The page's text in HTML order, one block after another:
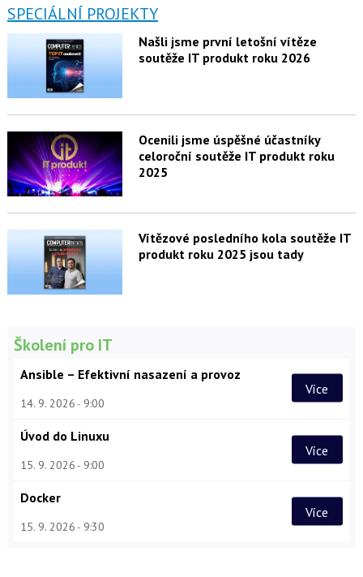
SPECIÁLNÍ PROJEKTY
Našli jsme první letošní vítěze
soutěže IT produkt roku 2026
Ocenili jsme úspěšné účastníky
celoroční soutěže IT produkt roku
2025
Vítězové posledního kola soutěže IT
produkt roku 2025 jsou tady
Školení pro IT
Ansible – Efektivní nasazení a provoz
14. 9. 2026 9:00
Více
Úvod do Linuxu
15. 9. 2026 9:00
Více
Docker
15. 9. 2026 9:30
Více